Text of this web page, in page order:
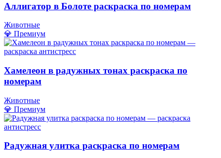
Аллигатор в Болоте раскраска по номерам
Животные
💎 Премиум
Хамелеон в радужных тонах раскраска по
номерам
Животные
💎 Премиум
Радужная улитка раскраска по номерам